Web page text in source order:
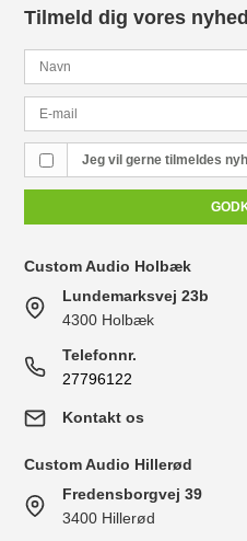
Tilmeld dig vores
Jeg vil gerne tilmeldes
Custom Audio Holbæk
Lundemarksvej 23b
4300 Holbæk
Telefonnr.
27796122
Kontakt os
Custom Audio Hillerød
Fredensborgvej 39
3400 Hillerød